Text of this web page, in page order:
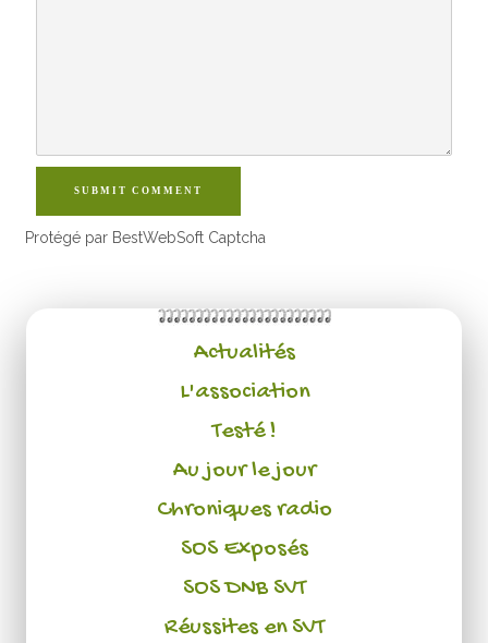
SUBMIT COMMENT
Protégé par BestWebSoft Captcha
Actualités
L'association
Testé !
Au jour le jour
Chroniques radio
SOS Exposés
SOS DNB SVT
Réussites en SVT